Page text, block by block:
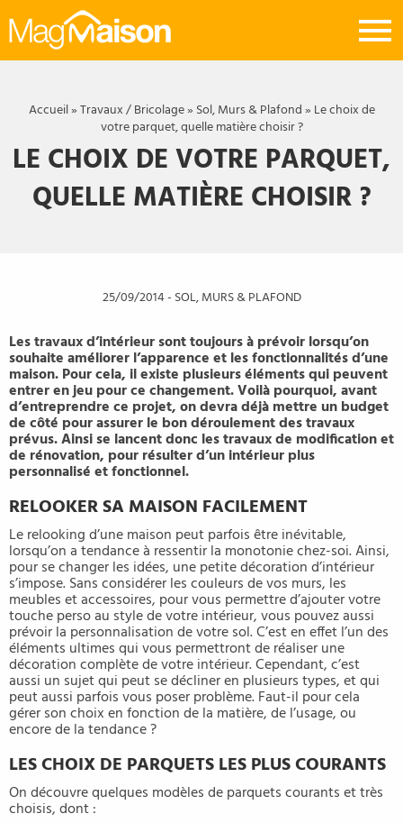
Mag
Maison
Accueil»Travaux / Bricolage» Sol, Murs & Plafond» Le choix de
votre parquet, quelle matière choisir ?
LE CHOIX DE VOTRE PARQUET,
QUELLE MATIÈRE CHOISIR ?
25/09/2014- SOL, MURS & PLAFOND
Les travaux d’intérieur sont toujours à prévoir lorsqu’on
souhaite améliorer l’apparence et les fonctionnalités d’une
maison. Pour cela, il existe plusieurs éléments qui peuvent
entrer en jeu pour ce changement. Voilà pourquoi, avant
d’entreprendre ce projet, on devra déjà mettre un budget
de côté pour assurer le bon déroulement des travaux
prévus. Ainsi se lancent donc les travaux de modification et
de rénovation, pour résulter d’un intérieur plus
personnalisé et fonctionnel.
RELOOKER SA MAISON FACILEMENT
Le relooking d’une maison peut parfois être inévitable,
lorsqu’on a tendance à ressentir la monotonie chez-soi. Ainsi,
pour se changer les idées, une petite décoration d’intérieur
s’impose. Sans considérer les couleurs de vos murs, les
meubles et accessoires, pour vous permettre d’ajouter votre
touche perso au style de votre intérieur, vous pouvez aussi
prévoir la personnalisation de votre sol. C’est en effet l’un des
éléments ultimes qui vous permettront de réaliser une
décoration complète de votre intérieur. Cependant, c’est
aussi un sujet qui peut se décliner en plusieurs types, et qui
peut aussi parfois vous poser problème. Faut-il pour cela
gérer son choix en fonction de la matière, de l’usage, ou
encore de la tendance ?
LES CHOIX DE PARQUETS LES PLUS COURANTS
On découvre quelques modèles de parquets courants et très
choisis, dont :